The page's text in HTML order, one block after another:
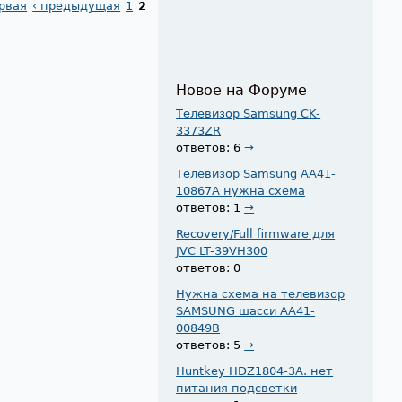
‹ предыдущая 1 2
Новое на Форуме
Телевизор Samsung CK-
3373ZR
ответов: 6→
Телевизор Samsung AA41-
10867A нужна схема
ответов: 1→
Recovery/Full firmware для
JVC LT-39VH300
ответов: 0
Нужна схема на телевизор
SAMSUNG шасси AA41-
00849B
ответов: 5→
Huntkey HDZ1804-3A. нет
питания подсветки